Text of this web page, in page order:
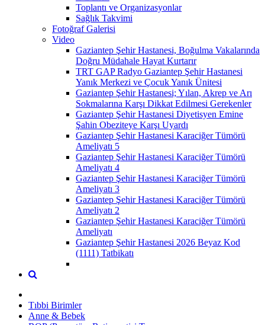
Toplantı ve Organizasyonlar
Sağlık Takvimi
Fotoğraf Galerisi
Video
Gaziantep Şehir Hastanesi, Boğulma Vakalarında
Doğru Müdahale Hayat Kurtarır
TRT GAP Radyo Gaziantep Şehir Hastanesi
Yanık Merkezi ve Çocuk Yanık Ünitesi
Gaziantep Şehir Hastanesi; Yılan, Akrep ve Arı
Sokmalarına Karşı Dikkat Edilmesi Gerekenler
Gaziantep Şehir Hastanesi Diyetisyen Emine
Şahin Obeziteye Karşı Uyardı
Gaziantep Şehir Hastanesi Karaciğer Tümörü
Ameliyatı 5
Gaziantep Şehir Hastanesi Karaciğer Tümörü
Ameliyatı 4
Gaziantep Şehir Hastanesi Karaciğer Tümörü
Ameliyatı 3
Gaziantep Şehir Hastanesi Karaciğer Tümörü
Ameliyatı 2
Gaziantep Şehir Hastanesi Karaciğer Tümörü
Ameliyatı
Gaziantep Şehir Hastanesi 2026 Beyaz Kod
(1111) Tatbikatı
Tıbbi Birimler
Anne & Bebek